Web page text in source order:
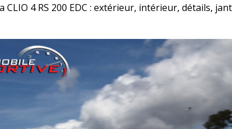
CLIO 4 RS 200 EDC : extérieur, intérieur, détails,